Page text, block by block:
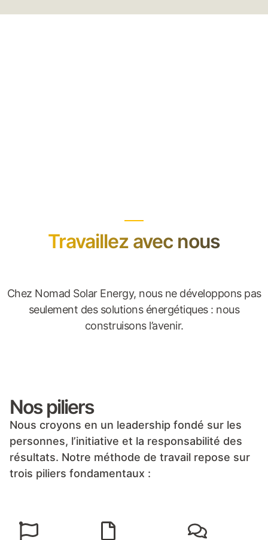
Travaillez avec nous
Chez Nomad Solar Energy, nous ne développons pas
seulement des solutions énergétiques : nous
construisons l’avenir.
Nos piliers
Nous croyons en un leadership fondé sur les
personnes, l’initiative et la responsabilité des
résultats. Notre méthode de travail repose sur
trois piliers fondamentaux :